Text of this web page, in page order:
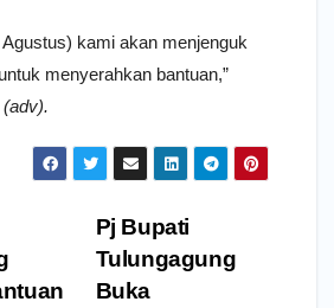
kami akan menjenguk
menyerahkan bantuan,”
(adv).
Pj Bupati
Tulungagung
Buka